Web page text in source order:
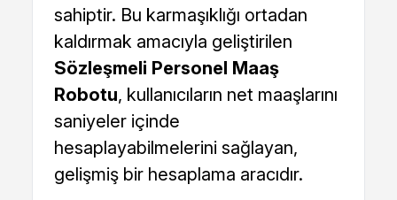
sahiptir. Bu karmaşıklığı ortadan
kaldırmak amacıyla geliştirilen
Sözleşmeli Personel Maaş
Robotu, kullanıcıların net maaşlarını
saniyeler içinde
hesaplayabilmelerini sağlayan,
gelişmiş bir hesaplama aracıdır.